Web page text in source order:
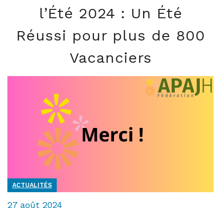
l’Été 2024 : Un Été
Réussi pour plus de 800
Vacanciers
ACTUALITÉS
27 août 2024